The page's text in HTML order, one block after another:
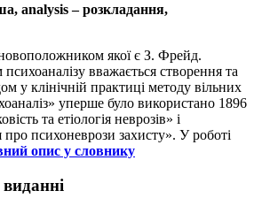
analysis – розкладання,
якої є З. Фрейд.
вважається створення та
у клінічній практиці методу вільних
уперше було використано 1896
та етіологія неврозів» і
психоневрози захисту». У роботі
опис у словнику